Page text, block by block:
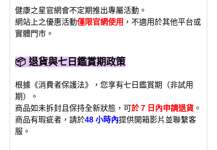
健康之星官網會不定期推出專屬活動。
網站上之優惠活動僅限官網使用 ，不適用於其他平台或
實體門市。
📦 退貨與七日鑑賞期政策
根據《消費者保護法》，您享有七日鑑賞期（非試用
期）。
商品如未拆封且保持全新狀態，可於 7 日內申請退貨 。
商品有瑕疵者，請於48 小時內提供開箱影片並聯繫客
服。